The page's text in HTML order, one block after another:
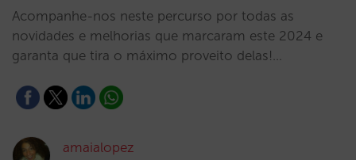
Acompanhe-nos neste percurso por todas as
novidades e melhorias que marcaram este 2024 e
garanta que tira o máximo proveito delas!…
amaialopez